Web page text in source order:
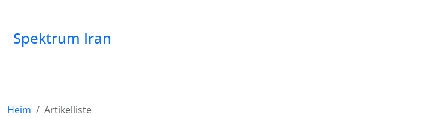
Spektrum Iran
Heim
Artikelliste